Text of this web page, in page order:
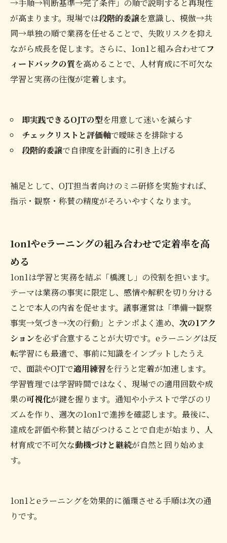
→手順→判断基準→完了条件」の順で説明すると再現性
が高まります。現場では段階的委譲を意識し、模倣→共
同→単独の順で業務を任せることで、失敗リスクを抑え
ながら成長を促します。さらに、1on1と組み合わせてフ
ィードバックの質を高めることで、人材育成に不可欠な
学習と実務の往復が定着します。
即実践できるOJTの型を用意して迷いを減らす
チェックリストと評価軸で曖昧さを排除する
段階的委譲で自律度を計画的に引き上げる
補足として、OJT担当者向けのミニ研修を実施すれば、
指示・観察・称賛の精度がそろいやすくなります。
1on1やeラーニングの組み合わせで定着率を高
める
1on1は学習と実務を結ぶ「橋渡し」の役割を担います。
テーマは業務の事実に限定し、感情や解釈を切り分ける
ことで本人の内省を促せます。議事運営は「準備→観察
事実→気づき→次の行動」とテンポよく進め、 次の1アク
ションを必ず合意することが大切です。eラーニングは反
転学習にも最適で、事前に知識をインプットしたうえ
で、面談やOJTで適用練習を行うと定着が加速します。
学習管理では学習時間ではなく、現場での適用回数や成
果の可視化が鍵を握ります。通知や小テストで学びのリ
ズムを作り、週次の1on1で進捗を確認します。最後に、
達成を評価や称賛と結びつけることで自走が始まり、人
材育成で不可欠な動機づけと継続が自然と回り始めま
す。
1on1とeラーニングを効果的に循環させる手順は次の通
りです。